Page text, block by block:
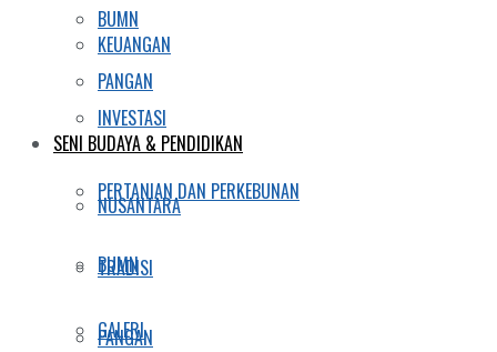
BUMN
PANGAN
SENI BUDAYA & PENDIDIKAN
NUSANTARA
TRADISI
GALERI
KEUANGAN
INVESTASI
PERTANIAN DAN PERKEBUNAN
BUMN
PANGAN